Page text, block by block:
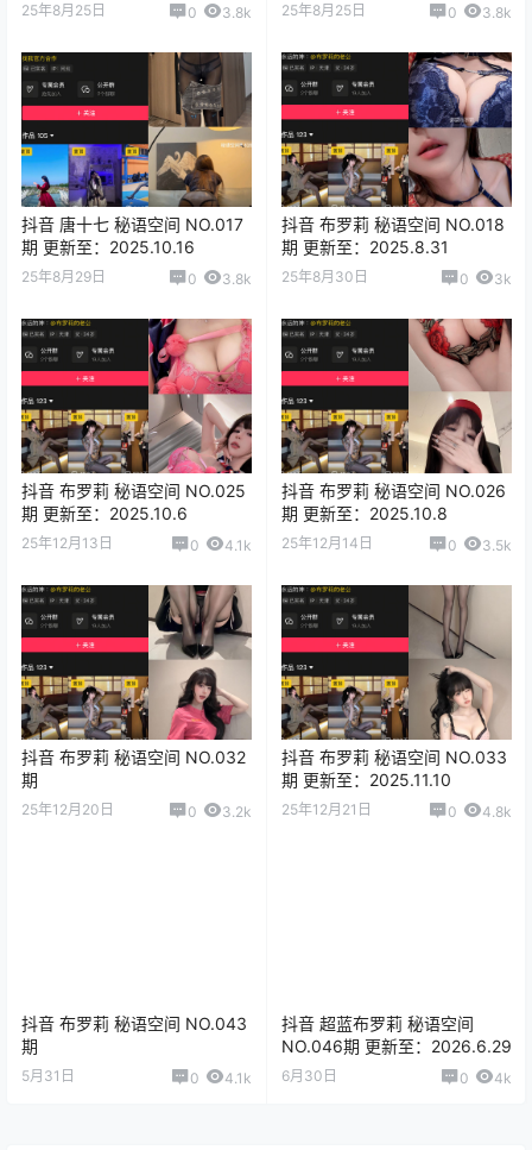
25年8月25日 0 3.8k 25年8月25日 0 3.8k
抖音 唐十七 秘语空间 NO.017
期 更新至：2025.10.16
25年8月29日 0 3.8k
抖音 布罗莉 秘语空间 NO.018
期 更新至：2025.8.31
25年8月30日 0 3k
抖音 布罗莉 秘语空间 NO.025
期 更新至：2025.10.6
25年12月13日 0 4.1k
抖音 布罗莉 秘语空间 NO.026
期 更新至：2025.10.8
25年12月14日 0 3.5k
抖音 布罗莉 秘语空间 NO.032
期
25年12月20日 0 3.2k
抖音 布罗莉 秘语空间 NO.033
期 更新至：2025.11.10
25年12月21日 0 4.8k
抖音 布罗莉 秘语空间 NO.043
期
5月31日 0 4.1k
抖音 超蓝布罗莉 秘语空间
NO.046期 更新至：2026.6.29
6月30日 0 4k